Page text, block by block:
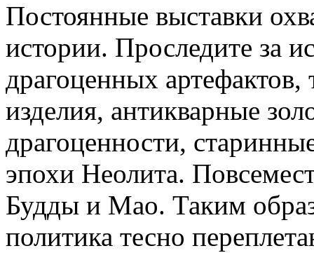
Постоянные выставки
истории. Проследите за
драгоценных
изделия, антикварные
драгоценности,
эпохи Неолита.
Будды и Мао. Таким
политика тесно